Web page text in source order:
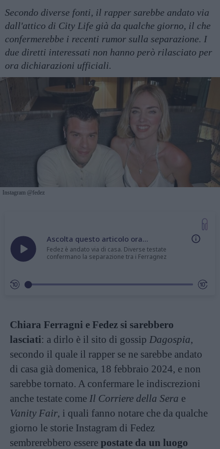
Secondo diverse fonti, il rapper sarebbe andato via
dall'attico di City Life già da qualche giorno, il che
confermerebbe i recenti rumor sulla separazione. I
due diretti interessati non hanno però rilasciato per
ora dichiarazioni ufficiali.
Instagram @fedez
Ascolta questo articolo ora...
Fedez è andato via di casa. Diverse testate
confermano la separazione tra i Ferragnez
Chiara Ferragni e Fedez si sarebbero
lasciati: a dirlo è il sito di gossip Dagospia,
secondo il quale il rapper se ne sarebbe andato
di casa già domenica, 18 febbraio 2024, e non
sarebbe tornato. A confermare le indiscrezioni
anche testate come Il Corriere della Sera e
Vanity Fair, i quali fanno notare che da qualche
giorno le storie Instagram di Fedez
sembrerebbero essere postate da un luogo